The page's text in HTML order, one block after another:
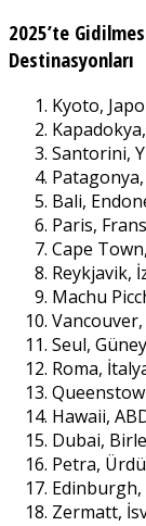
2025’te
Destinasyonları
Kyoto,
Santorini,
Bali,
Paris,
Cape
Reykjavik,
Machu
Seul,
Roma,
Hawaii,
Dubai,
Petra,
Edinburgh,
Zermatt,